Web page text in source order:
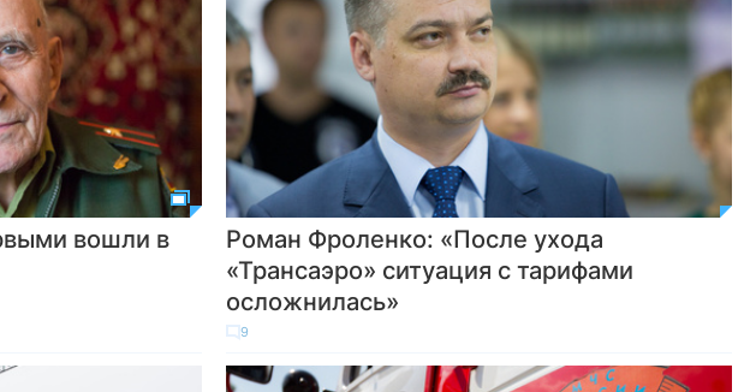
вошли в
Роман Фроленко: «После ухода
«Трансаэро» ситуация с тарифами
осложнилась»
9